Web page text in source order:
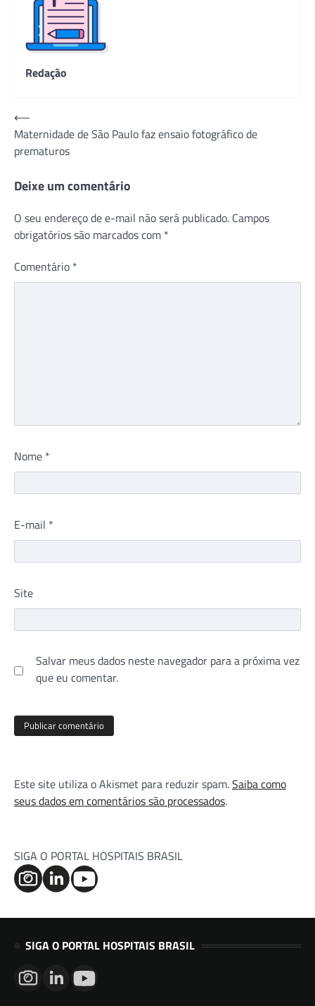
Redação
Navegação
de
Post
⟵
Maternidade de São Paulo faz ensaio fotográfico de
prematuros
Deixe um comentário
O seu endereço de e-mail não será publicado. Campos
obrigatórios são marcados com *
Comentário *
Nome *
E-mail *
Site
Salvar meus dados neste navegador para a próxima vez
que eu comentar.
Este site utiliza o Akismet para reduzir spam.Saiba como
seus dados em comentários são processados.
SIGA O PORTAL HOSPITAIS BRASIL
SIGA O PORTAL HOSPITAIS BRASIL